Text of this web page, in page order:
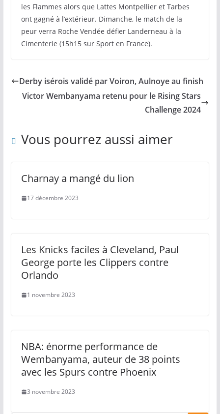
les Flammes alors que Lattes Montpellier et Tarbes
ont gagné à l’extérieur. Dimanche, le match de la
peur verra Roche Vendée défier Landerneau à la
Cimenterie (15h15 sur Sport en France).
Derby isérois validé par Voiron, Aulnoye au finish
Victor Wembanyama retenu pour le Rising Stars
Challenge 2024
Vous pourrez aussi aimer
Charnay a mangé du lion
17 décembre 2023
Les Knicks faciles à Cleveland, Paul
George porte les Clippers contre
Orlando
1 novembre 2023
NBA: énorme performance de
Wembanyama, auteur de 38 points
avec les Spurs contre Phoenix
3 novembre 2023